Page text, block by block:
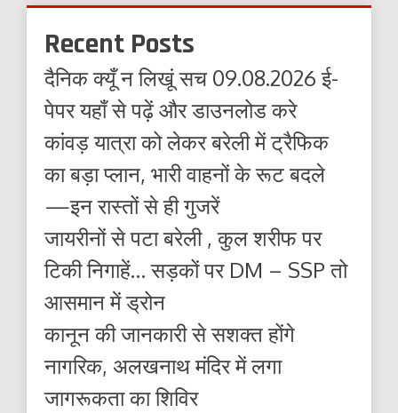
Recent Posts
दैनिक क्यूँ न लिखूं सच 09.08.2026 ई-
पेपर यहाँ से पढ़ें और डाउनलोड करे
कांवड़ यात्रा को लेकर बरेली में ट्रैफिक
का बड़ा प्लान, भारी वाहनों के रूट बदले
—इन रास्तों से ही गुजरें
जायरीनों से पटा बरेली , कुल शरीफ पर
टिकी निगाहें… सड़कों पर DM – SSP तो
आसमान में ड्रोन
कानून की जानकारी से सशक्त होंगे
नागरिक, अलखनाथ मंदिर में लगा
जागरूकता का शिविर